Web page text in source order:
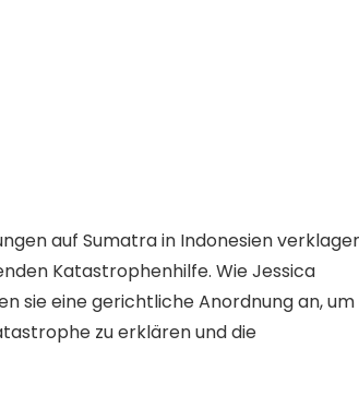
auf Sumatra in Indonesien
Katastrophenhilfe. Wie Jessica
sie eine gerichtliche Anordnung an, um
zu erklären und die